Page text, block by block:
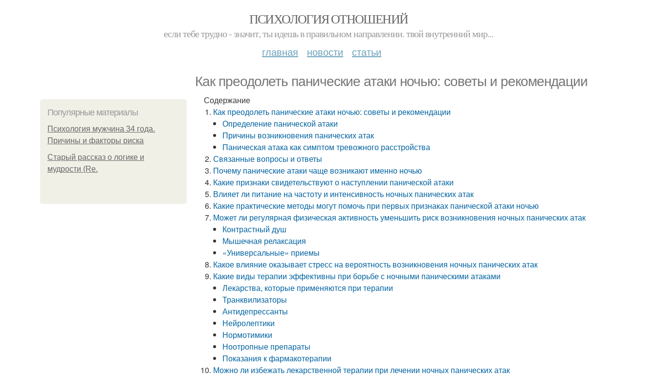
ПСИХОЛОГИЯ ОТНОШЕНИЙ
если тебе трудно - значит, ты идешь в правильном направлении. твой внутренний мир...
главная новости статьи
Как преодолеть панические атаки ночью: советы и рекомендации
Популярные материалы
Психология мужчина 34 года.
Причины и факторы риска
Старый рассказ о логике и
мудрости (Re.
Содержание
Как преодолеть панические атаки ночью: советы и рекомендации
Определение панической атаки
Причины возникновения панических атак
Паническая атака как симптом тревожного расстройства
Связанные вопросы и ответы
Почему панические атаки чаще возникают именно ночью
Какие признаки свидетельствуют о наступлении панической атаки
Влияет ли питание на частоту и интенсивность ночных панических атак
Какие практические методы могут помочь при первых признаках панической атаки ночью
Может ли регулярная физическая активность уменьшить риск возникновения ночных панических атак
Контрастный душ
Мышечная релаксация
«Универсальные» приемы
Какое влияние оказывает стресс на вероятность возникновения ночных панических атак
Какие виды терапии эффективны при борьбе с ночными паническими атаками
Лекарства, которые применяются при терапии
Транквилизаторы
Антидепрессанты
Нейролептики
Нормотимики
Ноотропные препараты
Показания к фармакотерапии
Можно ли избежать лекарственной терапии при лечении ночных панических атак